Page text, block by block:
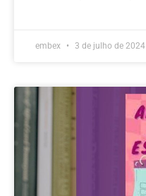
embex 3 de julho de 2024